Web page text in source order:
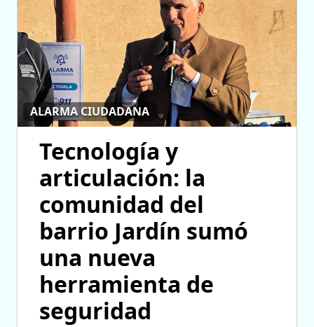
ALARMA CIUDADANA
Tecnología y
articulación: la
comunidad del
barrio Jardín sumó
una nueva
herramienta de
seguridad